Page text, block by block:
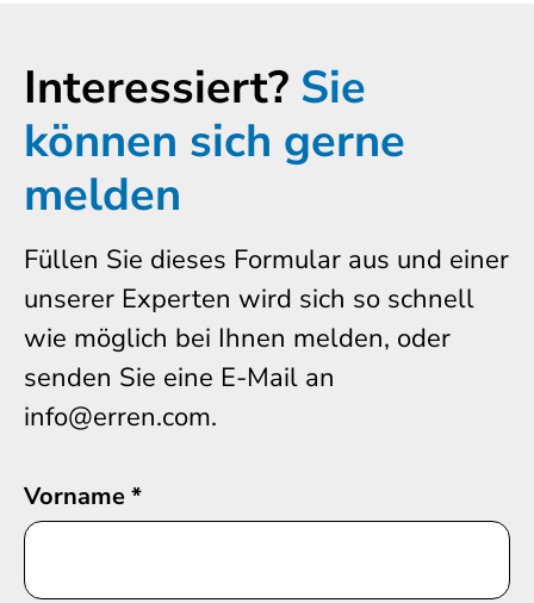
Interessiert? Sie
können sich gerne
melden
Füllen Sie dieses Formular aus und einer
unserer Experten wird sich so schnell
wie möglich bei Ihnen melden, oder
senden Sie eine E-Mail an
info@erren.com.
Vorname*